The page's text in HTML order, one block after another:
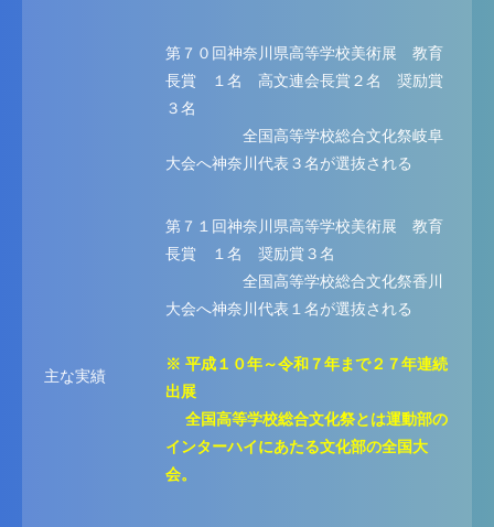
主な実績
第７０回神奈川県高等学校美術展 教育
長賞 １名 高文連会長賞２名 奨励賞
３名
全国高等学校総合文化祭岐阜
大会へ神奈川代表３名が選抜される
第７１回神奈川県高等学校美術展 教育
長賞 １名 奨励賞３名
全国高等学校総合文化祭香川
大会へ神奈川代表１名が選抜される
※ 平成１０年～令和７年まで２７年連続
出展
全国高等学校総合文化祭とは運動部の
インターハイにあたる文化部の全国大
会。